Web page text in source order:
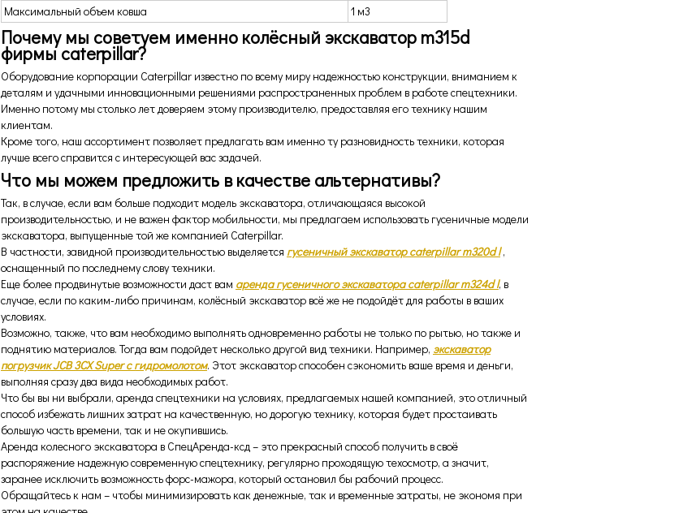
Максимальный объем ковша
1 м3
Почему мы советуем именно колёсный экскаватор m315d
фирмы caterpillar?
Оборудование корпорации Caterpillar известно по всему миру надежностью конструкции, вниманием к
деталям и удачными инновационными решениями распространенных проблем в работе спецтехники.
Именно потому мы столько лет доверяем этому производителю, предоставляя его технику нашим
клиентам.
Кроме того, наш ассортимент позволяет предлагать вам именно ту разновидность техники, которая
лучше всего справится c интересующей вас задачей.
Что мы можем предложить в качестве альтернативы?
Так, в случае, если вам больше подходит модель экскаватора, отличающаяся высокой
производительностью, и не важен фактор мобильности, мы предлагаем использовать гусеничные модели
экскаватора, выпущенные той же компанией Caterpillar.
В частности, завидной производительностью выделяется гусеничный экскаватор caterpillar m320d l,
оснащенный по последнему слову техники.
Еще более продвинутые возможности даст вам аренда гусеничного экскаватора caterpillar m324d l, в
случае, если по каким-либо причинам, колёсный экскаватор всё же не подойдёт для работы в ваших
условиях.
Возможно, также, что вам необходимо выполнять одновременно работы не только по рытью, но также и
поднятию материалов. Тогда вам подойдет несколько другой вид техники. Например, экскаватор
погрузчик JCB 3CX Super с гидромолотом. Этот экскаватор способен сэкономить ваше время и деньги,
выполняя сразу два вида необходимых работ.
Что бы вы ни выбрали, аренда спецтехники на условиях, предлагаемых нашей компанией, это отличный
способ избежать лишних затрат на качественную, но дорогую технику, которая будет простаивать
большую часть времени, так и не окупившись.
Аренда колесного экскаватора в СпецАренда-ксд – это прекрасный способ получить в своё
распоряжение надежную современную спецтехнику, регулярно проходящую техосмотр, а значит,
заранее исключить возможность форс-мажора, который остановил бы рабочий процесс.
Обращайтесь к нам – чтобы минимизировать как денежные, так и временные затраты, не экономя при